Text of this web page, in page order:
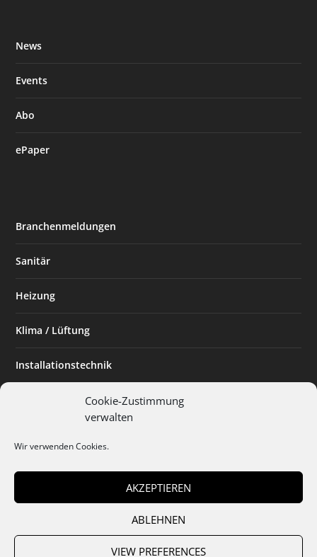
Cookie-Zustimmung
verwalten
Wir verwenden Cookies.
AKZEPTIEREN
ABLEHNEN
VIEW PREFERENCES
News
Events
Abo
ePaper
Branchenmeldungen
Sanitär
Heizung
Klima / Lüftung
Installationstechnik
Planen & Bauen
Installateur des Monats
Mediadaten Cookies Datenschutz